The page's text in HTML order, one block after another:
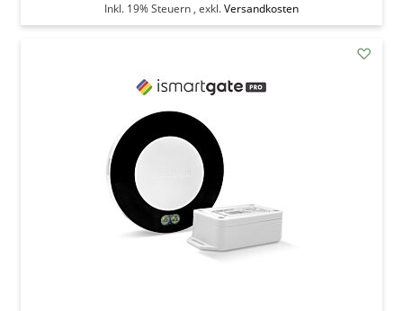
Inkl. 19% Steuern , exkl.Versandkosten